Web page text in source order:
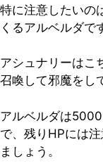
特に注意したいの
くるアルベルダで
アシュナリーはこ
召喚して邪魔をし
アルベルダは
で、残りHPには
ましょう。